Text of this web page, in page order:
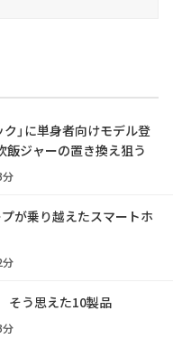
ジャーの置き換え狙う
分
が乗り越えたスマートホ
分
そう思えた10製品
分